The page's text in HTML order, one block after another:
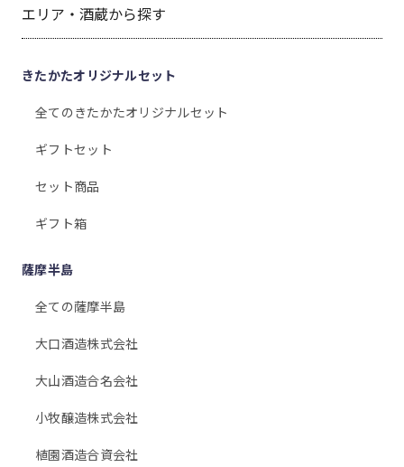
エリア・酒蔵から探す
きたかたオリジナルセット
全てのきたかたオリジナルセット
ギフトセット
セット商品
ギフト箱
薩摩半島
全ての薩摩半島
大口酒造株式会社
大山酒造合名会社
小牧醸造株式会社
植園酒造合資会社